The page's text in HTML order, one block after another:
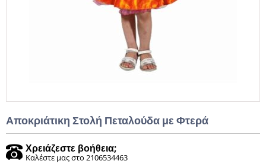
Αποκριάτικη Στολή Πεταλούδα με Φτερά
Χρειάζεστε βοήθεια;
Καλέστε μας στο 2106534463